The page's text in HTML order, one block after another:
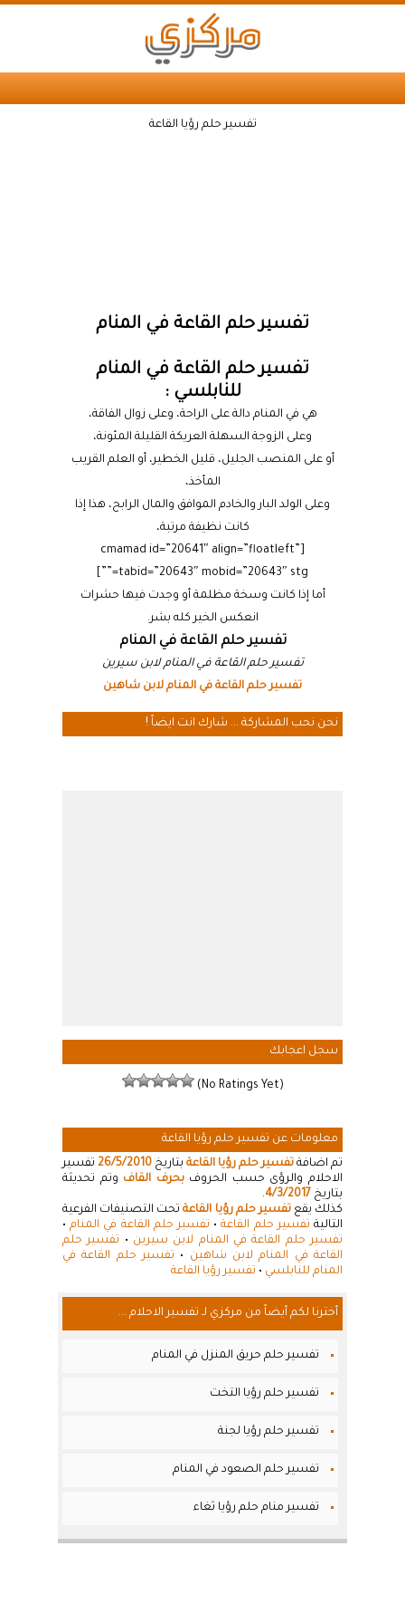
تفسير حلم رؤيا القاعة
تفسير حلم القاعة في المنام
تفسير حلم القاعة في المنام
للنابلسي :
هي في المنام دالة على الراحة، وعلى زوال الفاقة،
وعلى الزوجة السهلة العريكة القليلة المئونة،
أو على المنصب الجليل، قليل الخطير، أو العلم القريب
المأخذ،
وعلى الولد البار والخادم الموافق والمال الرابح، هذا إذا
كانت نظيفة مرتبة،
[cmamad id=”20641″ align=”floatleft”
tabid=”20643″ mobid=”20643″ stg=””]
أما إذا كانت وسخة مظلمة أو وجدت فيها حشرات
انعكس الخير كله بشر.
تفسير حلم القاعة في المنام
تفسير حلم القاعة في المنام لابن سيرين
تفسير حلم القاعة في المنام لابن شاهين
نحن نحب المشاركة ... شارك انت ايضاً !
سجل اعجابك
(No Ratings Yet)
معلومات عن تفسير حلم رؤيا القاعة
تم اضافة تفسير حلم رؤيا القاعة بتاريخ 26/5/2010 تفسير
الاحلام والرؤى حسب الحروفبحرف القاف وتم تحديثة
بتاريخ 4/3/2017
.
كذلك يقعتفسير حلم رؤيا القاعةتحت التصنيفات الفرعية
التالية تفسير حلم القاعة• تفسير حلم القاعة في المنام•
تفسير حلم القاعة في المنام لابن سيرين • تفسير حلم
القاعة في المنام لابن شاهين • تفسير حلم القاعة في
المنام للنابلسي • تفسير رؤيا القاعة
أخترنا لكم أيضاً من مركزي لـ تفسير الاحلام ...
تفسير حلم حريق المنزل في المنام
تفسير حلم رؤيا التخت
تفسير حلم رؤيا لجنة
تفسير حلم الصعود في المنام
تفسير منام حلم رؤيا ثغاء